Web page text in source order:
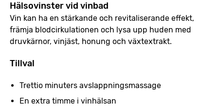
Hälsovinster vid vinbad
Vin kan ha en stärkande och revitaliserande effekt,
främja blodcirkulationen och lysa upp huden med
druvkärnor, vinjäst, honung och växtextrakt.
Tillval
Trettio minuters avslappningsmassage
En extra timme i vinhälsan